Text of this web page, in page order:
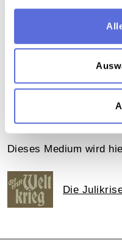
Aufnahme
Teil der Sammlung
Schellacksammlung
Das Medium in
Dieses Medium wird
Die